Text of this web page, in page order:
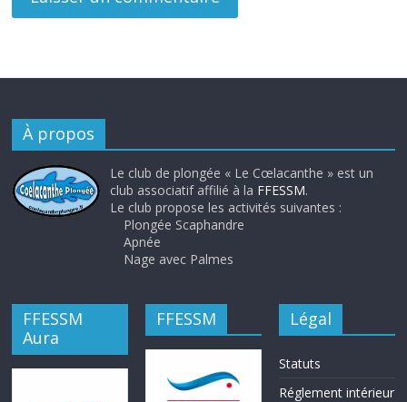
À propos
Le club de plongée « Le Cœlacanthe » est un
club associatif affilié à la FFESSM.
Le club propose les activités suivantes :
Plongée Scaphandre
Apnée
Nage avec Palmes
FFESSM
Aura
FFESSM Légal
Statuts
Réglement intérieur